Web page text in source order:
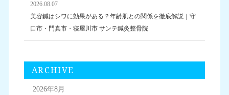
2026.08.07
美容鍼はシワに効果がある？年齢肌との関係を徹底解説｜守
口市・門真市・寝屋川市 サンテ鍼灸整骨院
ARCHIVE
2026年8月